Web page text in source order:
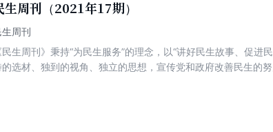
生周刊（2021年17期）
生周刊
民生周刊》秉持“为民生服务”的理念，以“讲好民生故事、促
的选材、独到的视角、独立的思想，宣传党和政府改善民生的